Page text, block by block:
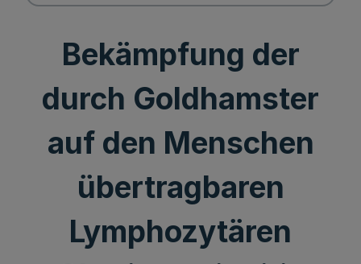
Bekämpfung der
durch Goldhamster
auf den Menschen
übertragbaren
Lymphozytären